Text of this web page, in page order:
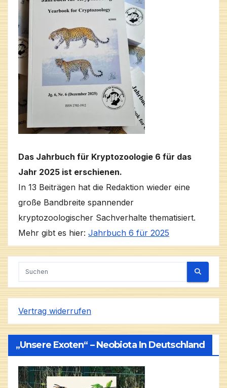
Das Jahrbuch für Kryptozoologie 6 für das
Jahr 2025 ist erschienen.
In 13 Beiträgen hat die Redaktion wieder eine
große Bandbreite spannender
kryptozoologischer Sachverhalte thematisiert.
Mehr gibt es hier: Jahrbuch 6 für 2025
Vertrag widerrufen
„Unsere Exoten“ – Neobiota In Deutschland